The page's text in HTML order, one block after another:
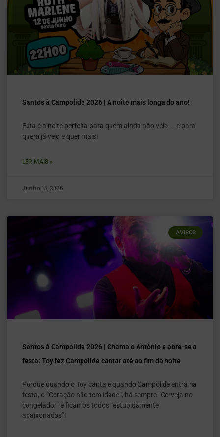
Santos à Campolide 2026 | A noite mais longa do ano!
Esta é a noite perfeita para quem ainda não veio — e para
quem já veio e quer mais!
LER MAIS »
Junho 15, 2026
AVISOS
Santos à Campolide 2026 | Chama o António e abre-se a
festa: Toy fez Campolide cantar até ao fim da noite
Porque quando o Toy canta e quando Campolide entra na
festa, o “Coração não tem idade”, há sempre “Cerveja no
congelador” e ficamos todos “estupidamente
apaixonados”!